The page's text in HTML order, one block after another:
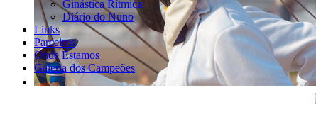
Ginástica Rítmica
Diário do Nuno
Links
Parceiros
Onde Estamos
Galeria dos Campeões